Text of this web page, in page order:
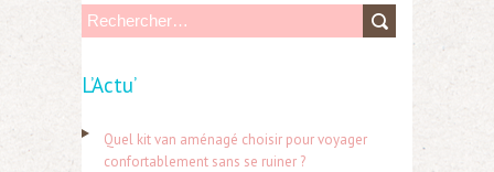
L’Actu’
Quel kit van aménagé choisir pour voyager
confortablement sans se ruiner ?